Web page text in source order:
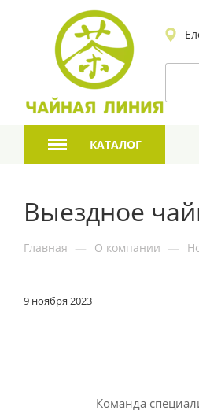
КАТАЛОГ
Выездное
Главная — О компании —
9 ноября 2023
Команда